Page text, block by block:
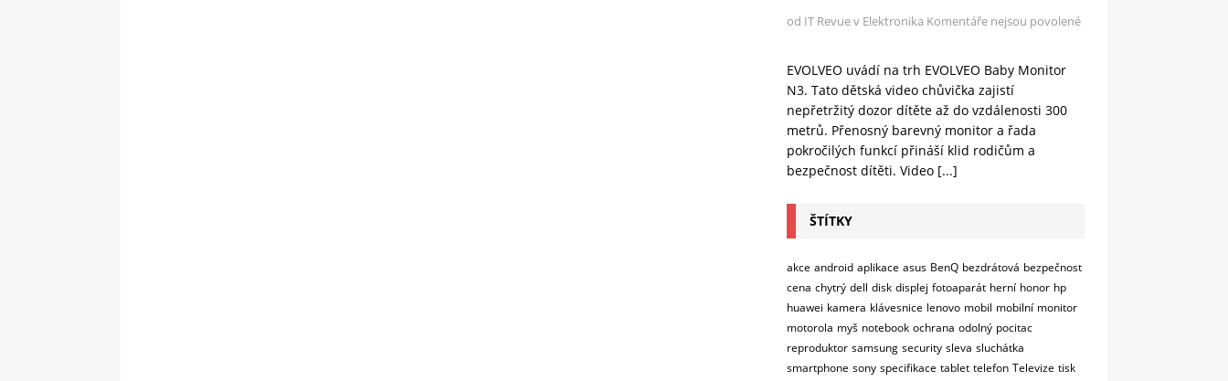
od IT Revue v Elektronika Komentáře nejsou povolené
EVOLVEO uvádí na trh EVOLVEO Baby Monitor
N3. Tato dětská video chůvička zajistí
nepřetržitý dozor dítěte až do vzdálenosti 300
metrů. Přenosný barevný monitor a řada
pokročilých funkcí přináší klid rodičům a
bezpečnost dítěti. Video [...]
ŠTÍTKY
akce android aplikace asus BenQ bezdrátová bezpečnost
cena chytrý dell disk displej fotoaparát herní honor hp
huawei kamera klávesnice lenovo mobil mobilní monitor
motorola myš notebook ochrana odolný pocitac
reproduktor samsung security sleva sluchátka
smartphone sony specifikace tablet telefon Televize tisk